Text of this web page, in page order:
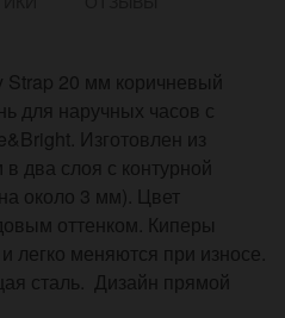
20 мм коричневый
для наручных часов с
Изготовлен из
два слоя с контурной
около 3 мм). Цвет
оттенком. Киперы
легко меняются при износе.
сталь. Дизайн прямой